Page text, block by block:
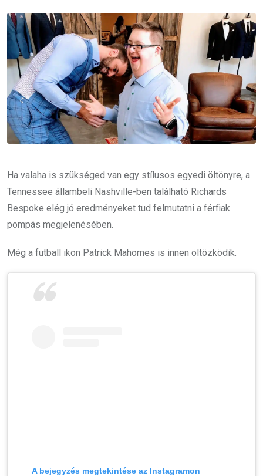
Email
Ha valaha is szükséged van egy stílusos egyedi öltönyre, a
Tennessee állambeli Nashville-ben található Richards
Bespoke elég jó eredményeket tud felmutatni a férfiak
pompás megjelenésében.
Még a futball ikon Patrick Mahomes is innen öltözködik.
A bejegyzés megtekintése az Instagramon